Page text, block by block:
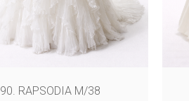
90. RAPSODIA M/38